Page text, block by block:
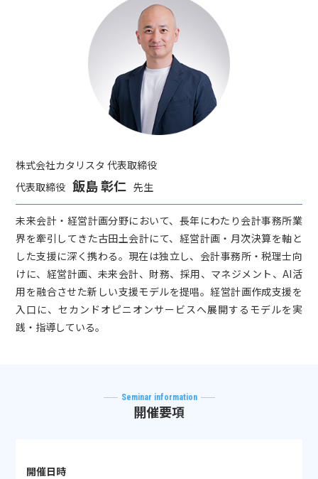
株式会社カタリスタ 代表取締役
代表取締役 飯島 彰仁 先生
未来会計・経営計画分野において、長年にわたり会計事務所業
界を牽引してきた古田土会計にて、経営計画・月次決算を軸と
した支援に深く携わる。現在は独立し、会計事務所・税理士向
けに、経営計画、未来会計、財務、採用、マネジメント、AI活
用を融合させた新しい支援モデルを提唱。経営計画作成支援を
入口に、セカンドオピニオンサービスへ展開するモデルを実
践・指導している。
Seminar information
開催要項
開催日時